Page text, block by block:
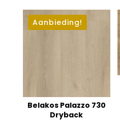
Aanbieding!
Belakos Palazzo 730
Dryback